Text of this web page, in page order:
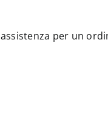
per un